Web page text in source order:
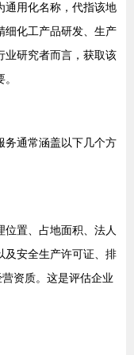
通用化名称，代指该地
细化工产品研发、生产
业研究者而言，获取该
务通常涵盖以下几个方
置、占地面积、法人
及安全生产许可证、排
资质。这是评估企业